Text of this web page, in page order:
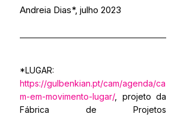
Andreia Dias*, julho 2023
https://gulbenkian.pt/cam/agenda/ca
m-em-movimento-lugar/, projeto da